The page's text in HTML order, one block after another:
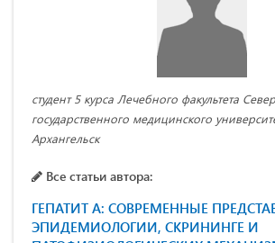
студент 5 курса Лечебного факультета
государственного медицинского
Архангельск
Все статьи автора:
ГЕПАТИТ А: СОВРЕМЕННЫЕ
ЭПИДЕМИОЛОГИИ, СКРИНИНГЕ И